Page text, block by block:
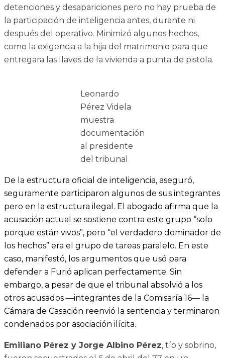
detenciones y desapariciones pero no hay prueba de
la participación de inteligencia antes, durante ni
después del operativo. Minimizó algunos hechos,
como la exigencia a la hija del matrimonio para que
entregara las llaves de la vivienda a punta de pistola.
Leonardo
Pérez Videla
muestra
documentación
al presidente
del tribunal
De la estructura oficial de inteligencia, aseguró,
seguramente participaron algunos de sus integrantes
pero en la estructura ilegal. El abogado afirma que la
acusación actual se sostiene contra este grupo “solo
porque están vivos”, pero “el verdadero dominador de
los hechos” era el grupo de tareas paralelo. En este
caso, manifestó, los argumentos que usó para
defender a Furió aplican perfectamente. Sin
embargo, a pesar de que el tribunal absolvió a los
otros acusados —integrantes de la Comisaría 16— la
Cámara de Casación reenvió la sentencia y terminaron
condenados por asociación ilícita.
Emiliano Pérez y Jorge Albino Pérez, tío y sobrino,